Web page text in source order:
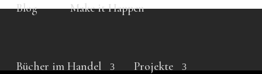
Blog Make it Happen
Bücher im Handel Projekte